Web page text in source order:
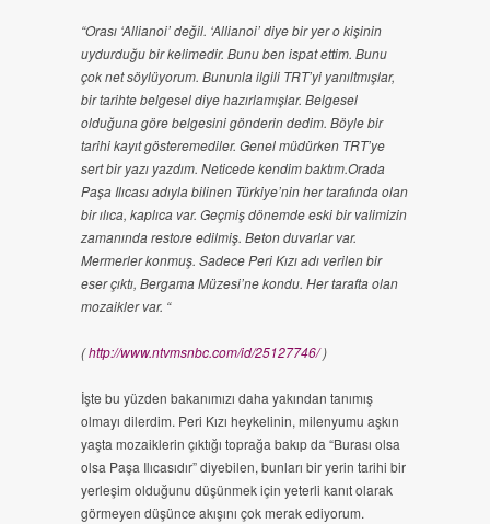
“Orası ‘Allianoi’ değil. ‘Allianoi’ diye bir yer o kişinin
uydurduğu bir kelimedir. Bunu ben ispat ettim. Bunu
çok net söylüyorum. Bununla ilgili TRT’yi yanıltmışlar,
bir tarihte belgesel diye hazırlamışlar. Belgesel
olduğuna göre belgesini gönderin dedim. Böyle bir
tarihi kayıt gösteremediler. Genel müdürken TRT’ye
sert bir yazı yazdım. Neticede kendim baktım.Orada
Paşa Ilıcası adıyla bilinen Türkiye’nin her tarafında olan
bir ılıca, kaplıca var. Geçmiş dönemde eski bir valimizin
zamanında restore edilmiş. Beton duvarlar var.
Mermerler konmuş. Sadece Peri Kızı adı verilen bir
eser çıktı, Bergama Müzesi’ne kondu. Her tarafta olan
mozaikler var. “
(http://www.ntvmsnbc.com/id/25127746/)
İşte bu yüzden bakanımızı daha yakından tanımış
olmayı dilerdim. Peri Kızı heykelinin, milenyumu aşkın
yaşta mozaiklerin çıktığı toprağa bakıp da “Burası olsa
olsa Paşa Ilıcasıdır” diyebilen, bunları bir yerin tarihi bir
yerleşim olduğunu düşünmek için yeterli kanıt olarak
görmeyen düşünce akışını çok merak ediyorum.